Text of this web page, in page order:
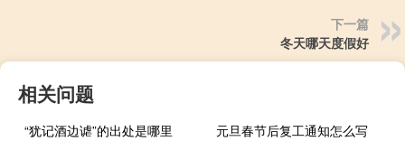
下一篇
冬天哪天度假好
相关问题
“犹记酒边谑”的出处是哪里
元旦春节后复工通知怎么写